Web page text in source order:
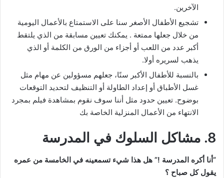
الآخرين.
تشجيع الأطفال الأصغر سنا على الاستمتاع بالأعمال اليومية
من خلال جعلها ممتعة . يمكنك تعيين مسابقة من الذي يلتقط
أكبر عدد من اللعب أو أجزاء من الورق من الكلمة أو الذي
يذهب لسريره أولا.
بالنسبة للأطفال الأكبر سنًا، جعلهم مسؤولين عن مهام مثل
غسل الأطباق أو إعداد الطاولة أو التنظيف لتحديد التوقعات
بوضوح. تعيين حدود مثل أننا سوف نقوم بمشاهدة فيلم بمجرد
الانتهاء من الأعمال المنزلية الخاصة بك
8. مشاكل السلوك في المدرسة
“أنا أكره المدرسة !” هل هذا شيء تسمعينه في الخامسة من عمره
يقول كل صباح ؟